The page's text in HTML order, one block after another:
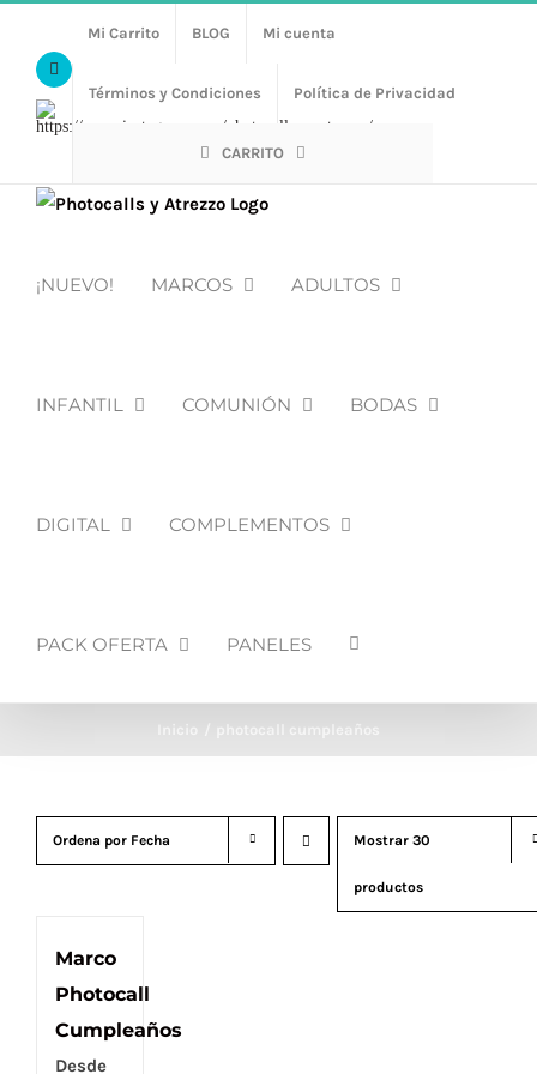
contenidoFacebook
Https://www.instagram.com/photocalls_y_atrezzo/
Mi Carrito BLOG Mi cuenta
Términos y Condiciones Política de Privacidad
CARRITO
¡NUEVO! MARCOS ADULTOS
INFANTIL COMUNIÓN BODAS
DIGITAL COMPLEMENTOS
PACK OFERTA PANELES
Inicio photocall cumpleaños
Ordena por Fecha Mostrar 30
productos
Marco
Photocall
Cumpleaños
Desde